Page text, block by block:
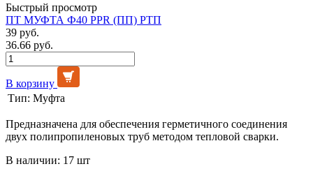
Быстрый просмотр
ПТ МУФТА Ф40 PPR (ПП) РТП
39 руб.
36.66 руб.
В корзину
Тип: Муфта
Предназначена для обеспечения герметичного соединения
двух полипропиленовых труб методом тепловой сварки.
В наличии: 17 шт